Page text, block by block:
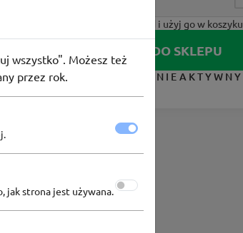
Skopiuj kod i użyj go w koszyku.
IDŹ DO SKLEPU
KUPON NIEAKTYWNY
wszystko". Możesz też
przez rok.
strona jest używana.